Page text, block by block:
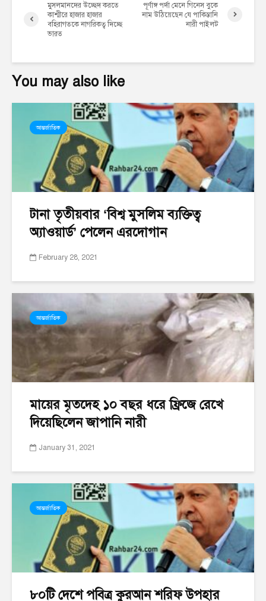
মুসলমানদের উচ্ছেদ করতে
কাশ্মীরে হাজার হাজার
বহিরাগতকে নাগরিকত্ব দিচ্ছে
ভারত
পূর্ণাঙ্গ পর্দা মেনে গিনেস বুকে
নাম উঠিয়েছেন যে পাকিস্তানি
নারী পাইলট
You may also like
আন্তর্জাতিক
টানা তৃতীয়বার ‘বিশ্ব মুসলিম ব্যক্তিত্ব
অ্যাওয়ার্ড’ পেলেন এরদোগান
February 28, 2021
আন্তর্জাতিক
মায়ের মৃতদেহ ১০ বছর ধরে ফ্রিজে রেখে
দিয়েছিলেন জাপানি নারী
January 31, 2021
আন্তর্জাতিক
৮০টি দেশে পবিত্র কুরআন শরিফ উপহার